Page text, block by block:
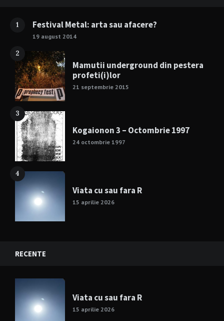
1 Festival Metal: arta sau afacere?
19 august 2014
2
Mamutii underground din pestera
profeti(i)lor
21 septembrie 2015
3
Kogaionon 3 – Octombrie 1997
24 octombrie 1997
4
Viata cu sau fara R
15 aprilie 2026
RECENTE
Viata cu sau fara R
15 aprilie 2026